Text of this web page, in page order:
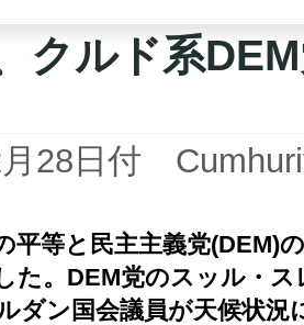
クルド系
月28日付
平等と民主主義党(DEM)
た。DEM党のスッル・
ダン国会議員が天候状況